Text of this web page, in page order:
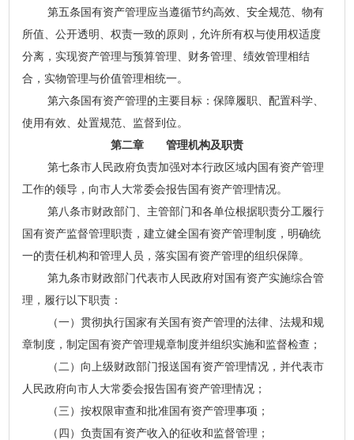
第五条国有资产管理应当遵循节约高效、安全规范、物有
所值、公开透明、权责一致的原则，允许所有权与使用权适度
分离，实现资产管理与预算管理、财务管理、绩效管理相结
合，实物管理与价值管理相统一。
第六条国有资产管理的主要目标：保障履职、配置科学、
使用有效、处置规范、监督到位。
第二章 管理机构及职责
第七条市人民政府负责加强对本行政区域内国有资产管理
工作的领导，向市人大常委会报告国有资产管理情况。
第八条市财政部门、主管部门和各单位根据职责分工履行
国有资产监督管理职责，建立健全国有资产管理制度，明确统
一的责任机构和管理人员，落实国有资产管理的组织保障。
第九条市财政部门代表市人民政府对国有资产实施综合管
理，履行以下职责：
（一）贯彻执行国家有关国有资产管理的法律、法规和规
章制度，制定国有资产管理规章制度并组织实施和监督检查；
（二）向上级财政部门报送国有资产管理情况，并代表市
人民政府向市人大常委会报告国有资产管理情况；
（三）按权限审查和批准国有资产管理事项；
（四）负责国有资产收入的征收和监督管理；